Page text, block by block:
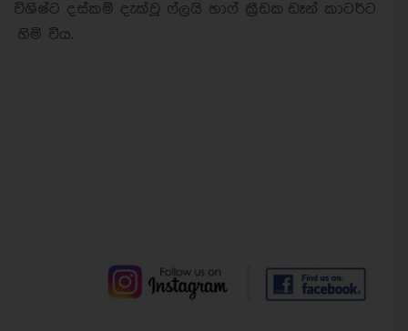
විශිෂ්ට දස්කම් දැක්වූ ෆ්ලයි හාෆ් ක්‍රීඩක ඩෑන් කාටර්ට
හිමි විය.